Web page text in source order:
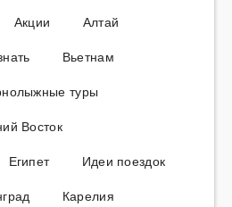
Акции
Алтай
Вьетнам
туры
Восток
Египет
Идеи поездок
Карелия